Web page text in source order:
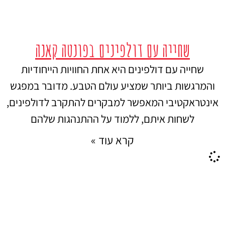
שחייה עם דולפינים בפונטה קאנה
שחייה עם דולפינים היא אחת החוויות הייחודיות
והמרגשות ביותר שמציע עולם הטבע. מדובר במפגש
אינטראקטיבי המאפשר למבקרים להתקרב לדולפינים,
לשחות איתם, ללמוד על ההתנהגות שלהם
קרא עוד »